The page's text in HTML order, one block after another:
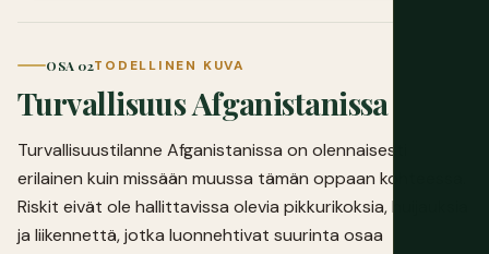
OSA 02TODELLINEN KUVA
Turvallisuus Afganistanissa
Turvallisuustilanne Afganistanissa on olennaisesti
erilainen kuin missään muussa tämän oppaan kohteessa.
Riskit eivät ole hallittavissa olevia pikkurikoksia, huijauksia
ja liikennettä, jotka luonnehtivat suurinta osaa